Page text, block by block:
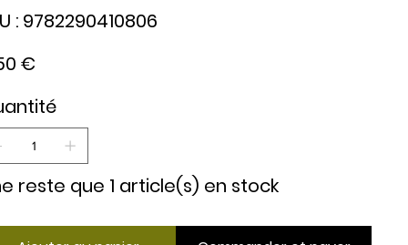
: 9782290410806
9782290410806
€
reste que 1 article(s) en stock